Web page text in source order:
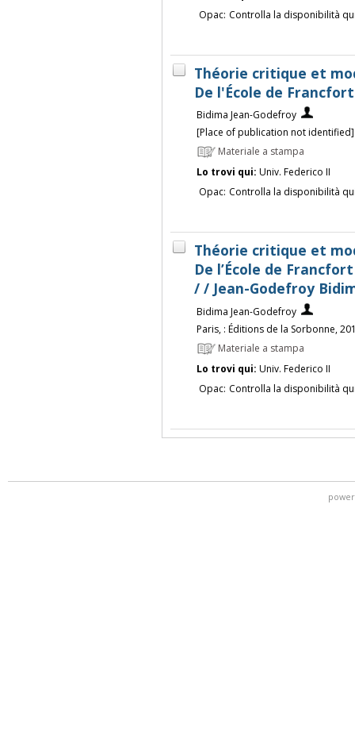
Opac: Controlla la disponibilità
Théorie critique et
De l'École de
Bidima Jean-Godefroy
[Place of publication not
Materiale a stampa
Lo trovi qui: Univ. Federico II
Opac: Controlla la disponibilità
Théorie critique et
De l’École de
/ / Jean-Godefroy
Bidima Jean-Godefroy
Paris, : Éditions de la Sorbonne,
Materiale a stampa
Lo trovi qui: Univ. Federico II
Opac: Controlla la disponibilità